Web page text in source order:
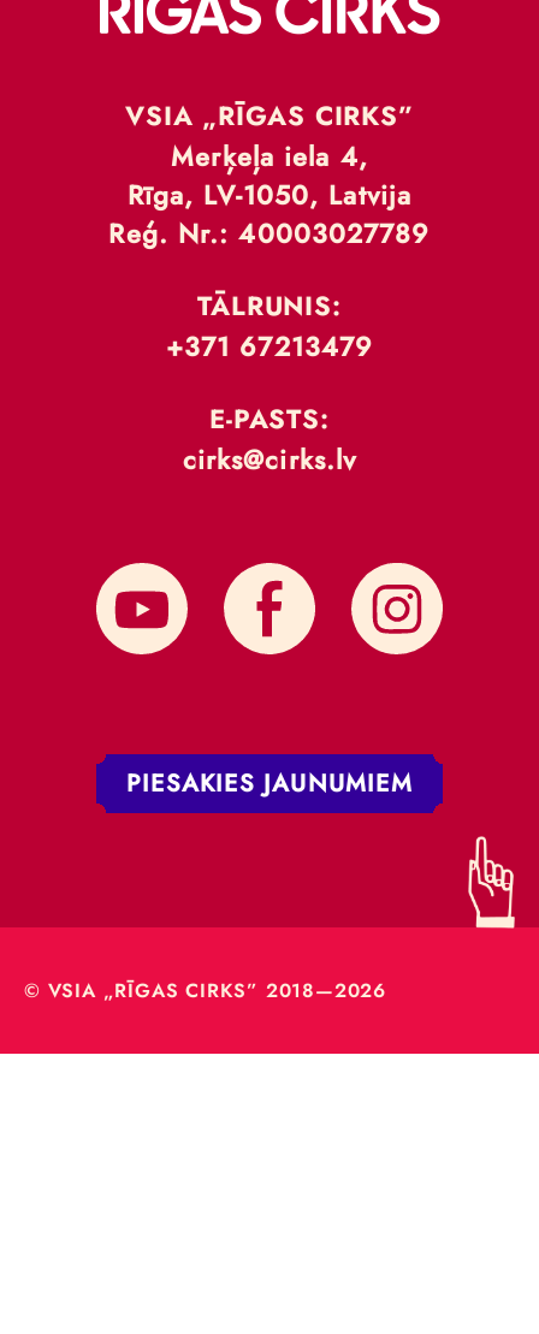
VSIA „RĪGAS CIRKS”
Merķeļa iela 4,
Rīga, LV-1050, Latvija
Reģ. Nr.: 40003027789
TĀLRUNIS:
+371 67213479
E-PASTS:
cirks@cirks.lv
PIESAKIES JAUNUMIEM
© VSIA „RĪGAS CIRKS” 2018—2026